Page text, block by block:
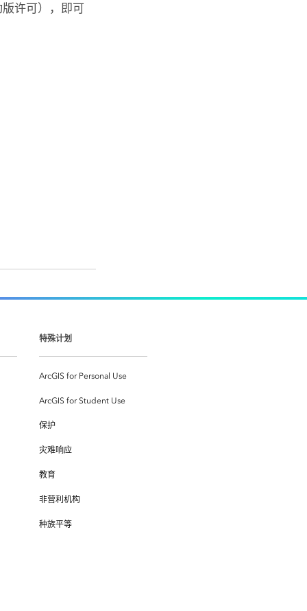
许可），即可
特殊计划
ArcGIS for Personal Use
ArcGIS for Student Use
保护
灾难响应
教育
非营利机构
种族平等